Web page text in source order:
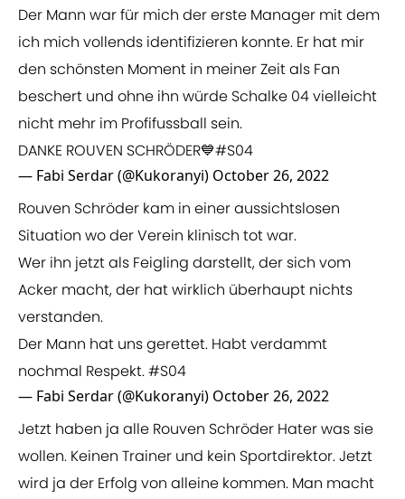
Der Mann war für mich der erste Manager mit dem
ich mich vollends identifizieren konnte. Er hat mir
den schönsten Moment in meiner Zeit als Fan
beschert und ohne ihn würde Schalke 04 vielleicht
nicht mehr im Profifussball sein.
DANKE ROUVEN SCHRÖDER💙#S04
— Fabi Serdar (@Kukoranyi) October 26, 2022
Rouven Schröder kam in einer aussichtslosen
Situation wo der Verein klinisch tot war.
Wer ihn jetzt als Feigling darstellt, der sich vom
Acker macht, der hat wirklich überhaupt nichts
verstanden.
Der Mann hat uns gerettet. Habt verdammt
nochmal Respekt.#S04
— Fabi Serdar (@Kukoranyi) October 26, 2022
Jetzt haben ja alle Rouven Schröder Hater was sie
wollen. Keinen Trainer und kein Sportdirektor. Jetzt
wird ja der Erfolg von alleine kommen. Man macht